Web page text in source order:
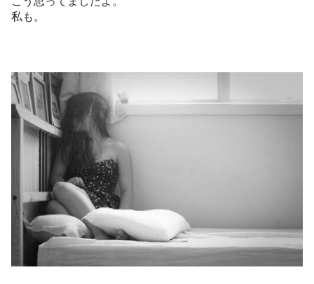
スーパーサイキック講座
無料ニュースレター💖
私も。